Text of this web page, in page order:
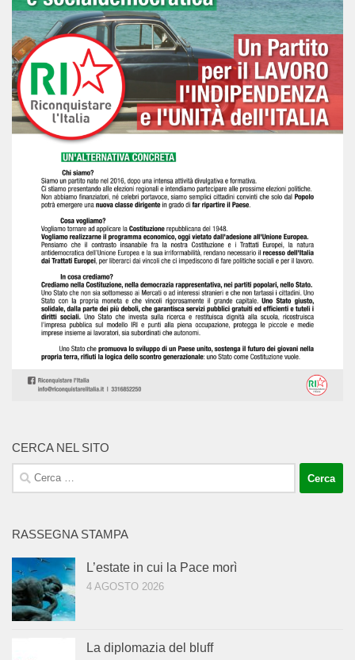
CERCA NEL SITO
Ricerca
per:
RASSEGNA STAMPA
L’estate in cui la Pace morì
4 AGOSTO 2026
La diplomazia del bluff